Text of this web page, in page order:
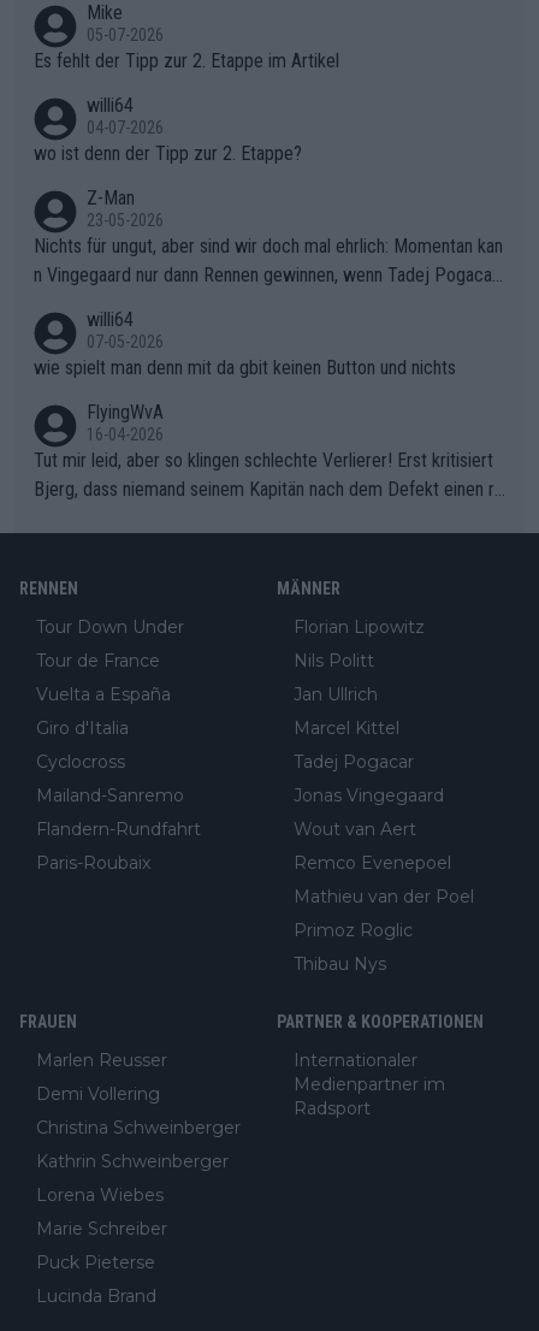
r die gehört nicht in dieses Medium!
Mike
05-07-2026
Es fehlt der Tipp zur 2. Etappe im Artikel
willi64
04-07-2026
wo ist denn der Tipp zur 2. Etappe?
Z-Man
23-05-2026
Nichts für ungut, aber sind wir doch mal ehrlich: Momentan kan
n Vingegaard nur dann Rennen gewinnen, wenn Tadej Pogacar
willi64
07-05-2026
wie spielt man denn mit da gbit keinen Button und nichts
FlyingWvA
16-04-2026
Tut mir leid, aber so klingen schlechte Verlierer! Erst kritisiert
Bjerg, dass niemand seinem Kapitän nach dem Defekt einen ro
ter mit einem platten Reifen ins Velodrome einfuhr. Schlechter
Defekt anschaut - wer andern eine Grube gräbt, fällt selbst hin
ein.
RENNEN
Tour Down Under
Tour de France
Vuelta a España
Giro d'Italia
Cyclocross
Mailand-Sanremo
Flandern-Rundfahrt
Paris-Roubaix
MÄNNER
Florian Lipowitz
Nils Politt
Jan Ullrich
Marcel Kittel
Tadej Pogacar
Jonas Vingegaard
Wout van Aert
Remco Evenepoel
Mathieu van der Poel
Primoz Roglic
Thibau Nys
FRAUEN
Marlen Reusser
Demi Vollering
Christina Schweinberger
Kathrin Schweinberger
Lorena Wiebes
Marie Schreiber
Puck Pieterse
Lucinda Brand
PARTNER & KOOPERATIONEN
Internationaler
Medienpartner im
Radsport